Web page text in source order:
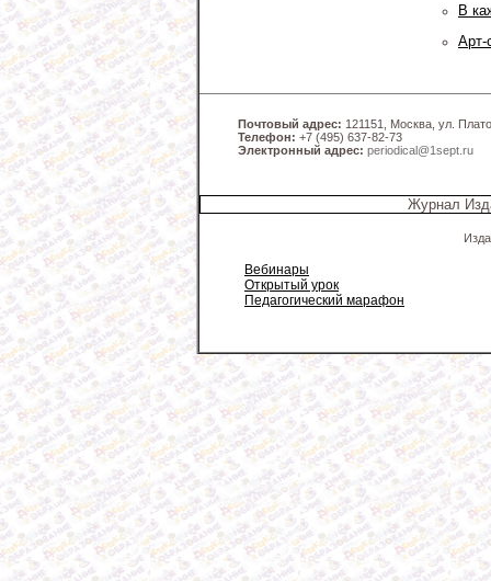
В
Арт-
Почтовый адрес: 121151, Москва, ул.
Телефон: +7 (495) 637-82-73
Электронный адрес: periodical@1sept.ru
Журнал
Вебинары
Открытый урок
Педагогический марафон